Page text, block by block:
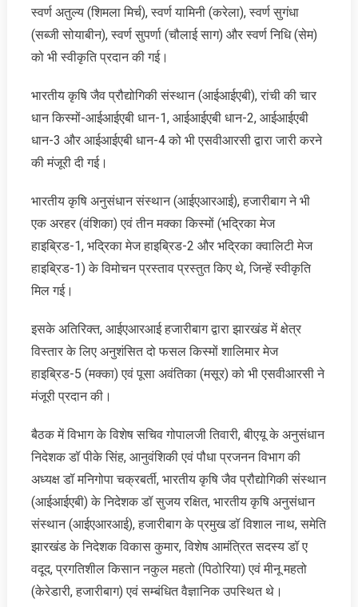
स्वर्ण अतुल्य (शिमला मिर्च), स्वर्ण यामिनी (करेला), स्वर्ण सुगंधा
(सब्जी सोयाबीन), स्वर्ण सुपर्णा (चौलाई साग) और स्वर्ण निधि (सेम)
को भी स्वीकृति प्रदान की गई।
भारतीय कृषि जैव प्रौद्योगिकी संस्थान (आईआईएबी), रांची की चार
धान किस्मों-आईआईएबी धान-1, आईआईएबी धान-2, आईआईएबी
धान-3 और आईआईएबी धान-4 को भी एसवीआरसी द्वारा जारी करने
की मंजूरी दी गई।
भारतीय कृषि अनुसंधान संस्थान (आईएआरआई), हजारीबाग ने भी
एक अरहर (वंशिका) एवं तीन मक्का किस्मों (भद्रिका मेज
हाइब्रिड-1, भद्रिका मेज हाइब्रिड-2 और भद्रिका क्वालिटी मेज
हाइब्रिड-1) के विमोचन प्रस्ताव प्रस्तुत किए थे, जिन्हें स्वीकृति
मिल गई।
इसके अतिरिक्त, आईएआरआई हजारीबाग द्वारा झारखंड में क्षेत्र
विस्तार के लिए अनुशंसित दो फसल किस्मों शालिमार मेज
हाइब्रिड-5 (मक्का) एवं पूसा अवंतिका (मसूर) को भी एसवीआरसी ने
मंजूरी प्रदान की।
बैठक में विभाग के विशेष सचिव गोपालजी तिवारी, बीएयू के अनुसंधान
निदेशक डॉ पीके सिंह, आनुवंशिकी एवं पौधा प्रजनन विभाग की
अध्यक्ष डॉ मनिगोपा चक्रबर्ती, भारतीय कृषि जैव प्रौद्योगिकी संस्थान
(आईआईएबी) के निदेशक डॉ सुजय रक्षित, भारतीय कृषि अनुसंधान
संस्थान (आईएआरआई), हजारीबाग के प्रमुख डॉ विशाल नाथ, समेति‍
झारखंड के निदेशक विकास कुमार, विशेष आमंत्रित सदस्य डॉ ए
वदूद, प्रगतिशील किसान नकुल महतो (पिठोरिया) एवं मीनू महतो
(केरेडारी, हजारीबाग) एवं सम्बंधित वैज्ञानिक उपस्थित थे।